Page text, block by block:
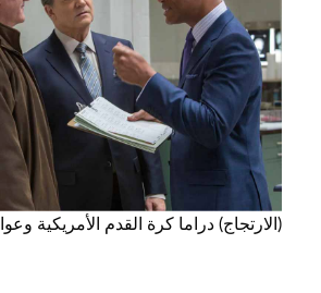
(الارتجاج) دراما كرة القدم الأمريكية